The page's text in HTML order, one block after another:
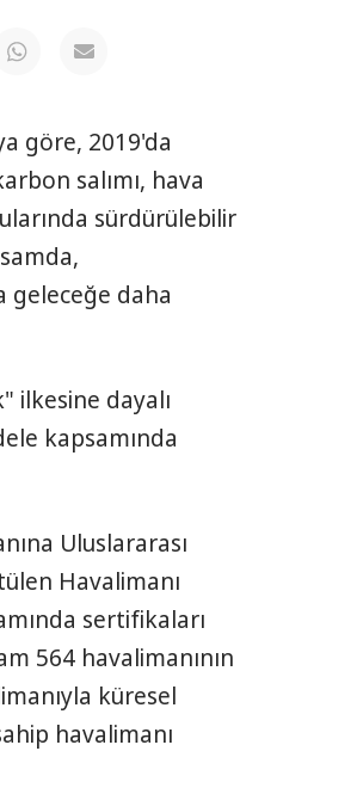
göre, 2019'da
salımı, hava
sürdürülebilir
geleceğe daha
ilkesine dayalı
kapsamında
Uluslararası
Havalimanı
sertifikaları
564 havalimanının
küresel
havalimanı